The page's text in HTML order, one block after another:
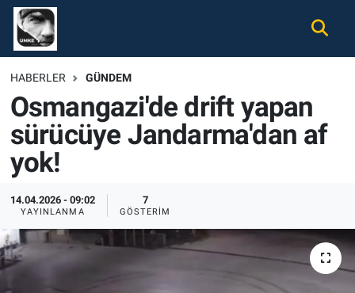
HABERLER GÜNDEM
Osmangazi'de drift yapan
sürücüye Jandarma'dan af
yok!
14.04.2026 - 09:02
YAYINLANMA
7
GÖSTERIM
Gündem
Ekonomi
Spor
Tüm Haberler
İletişim
Nöbetçi Eczaneler
Hava Durumu
Namaz Vakitleri
Süper Lig Puan Durumu ve Fikstür
Tüm Manşetler